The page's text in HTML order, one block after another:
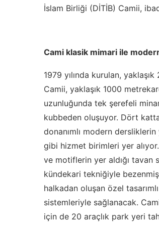
İslam Birliği (DİTİB) Camii,
Cami klasik mimari ile
1979 yılında kurulan,
Camii, yaklaşık 1000
uzunluğunda tek şerefeli
kubbeden oluşuyor. Dört
donanımlı modern dersliklerin
gibi hizmet birimleri yer
ve motiflerin yer aldığı tavan
kündekari tekniğiyle
halkadan oluşan özel
sistemleriyle sağlanacak.
için de 20 araçlık park yeri